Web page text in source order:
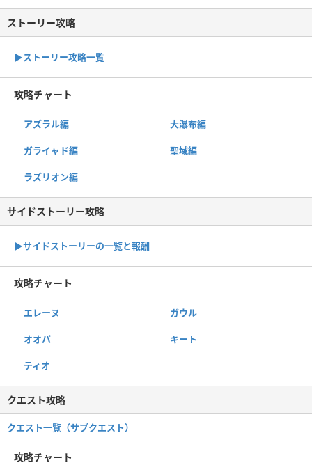
ストーリー攻略
▶︎ストーリー攻略一覧
攻略チャート
アズラル編 大瀑布編
ガライャド編 聖域編
ラズリオン編
サイドストーリー攻略
▶サイドストーリーの一覧と報酬
攻略チャート
エレーヌ ガウル
オオパ キート
ティオ
クエスト攻略
クエスト一覧（サブクエスト）
攻略チャート